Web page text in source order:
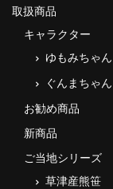
漬物・佃煮
椎茸
梅
その他
取扱商品
キャラクター
ゆもみちゃん
ぐんまちゃん
お勧め商品
新商品
ご当地シリーズ
草津産熊笹